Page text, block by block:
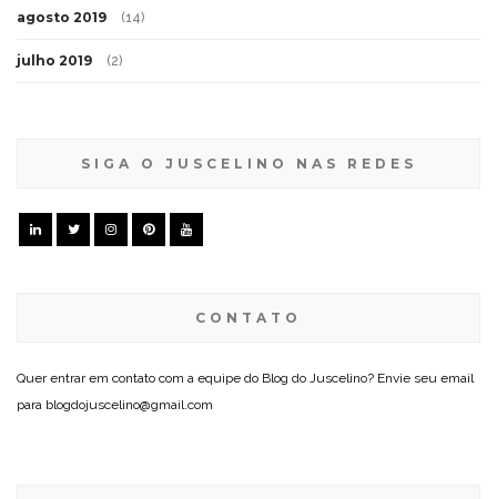
agosto 2019 (14)
julho 2019 (2)
SIGA O JUSCELINO NAS REDES
CONTATO
Quer entrar em contato com a equipe do Blog do Juscelino? Envie seu email
para blogdojuscelino@gmail.com